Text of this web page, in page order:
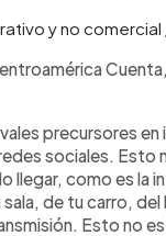
y no
precursores en
sociales.
llegar, como es la
de tu carro,
Esto no